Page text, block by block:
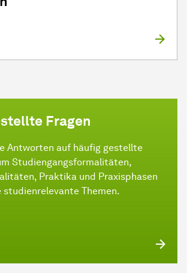
Fragen
Antworten auf häufig gestellte
Studiengangsformalitäten,
Praktika und Praxisphasen
studienrelevante Themen.